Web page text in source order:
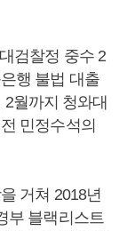
검찰정 중수 2
행 불법 대출
월까지 청와대
민정수석의
거쳐 2018년
부 블랙리스트